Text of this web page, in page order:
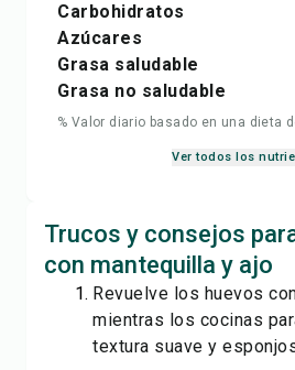
Carbohidratos
Azúcares
Grasa saludable
Grasa no saludable
% Valor diario basado en una dieta
Ver todos los
Trucos y consejos
con mantequilla y ajo
Revuelve los huevos
mientras los cocinas
textura suave y